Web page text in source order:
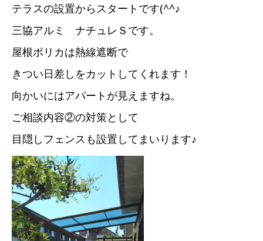
テラスの設置からスタートです(^^♪
三協アルミ ナチュレＳです。
屋根ポリカは熱線遮断で
きつい日差しをカットしてくれます！
向かいにはアパートが見えますね。
ご相談内容②の対策として
目隠しフェンスも設置してまいります♪